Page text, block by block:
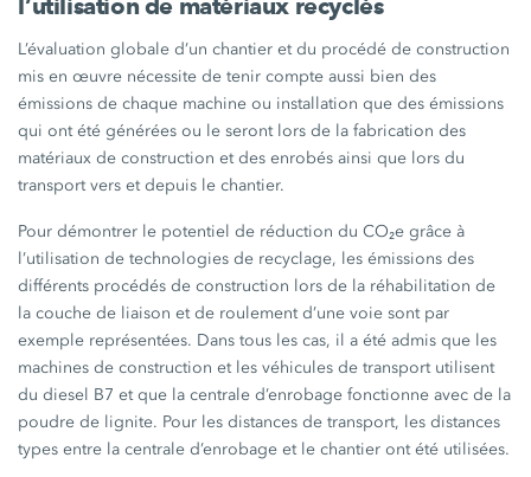
L’évaluation globale d’un chantier et du procédé de construction
mis en œuvre nécessite de tenir compte aussi bien des
émissions de chaque machine ou installation que des émissions
qui ont été générées ou le seront lors de la fabrication des
matériaux de construction et des enrobés ainsi que lors du
transport vers et depuis le chantier.
Pour démontrer le potentiel de réduction du CO₂e grâce à
l’utilisation de technologies de recyclage, les émissions des
différents procédés de construction lors de la réhabilitation de
la couche de liaison et de roulement d’une voie sont par
exemple représentées. Dans tous les cas, il a été admis que les
machines de construction et les véhicules de transport utilisent
du diesel B7 et que la centrale d’enrobage fonctionne avec de la
poudre de lignite. Pour les distances de transport, les distances
types entre la centrale d’enrobage et le chantier ont été utilisées.